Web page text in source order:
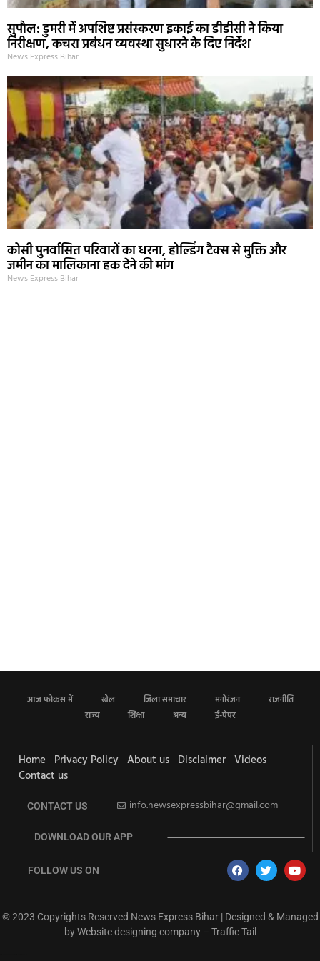
सुपौल: डुमरी में अपशिष्ट प्रसंस्करण इकाई का डीडीसी ने किया
निरीक्षण, कचरा प्रबंधन व्यवस्था सुधारने के दिए निर्देश
News Express Bihar
कोसी पुनर्वासित परिवारों का धरना, होल्डिंग टैक्स से मुक्ति और
जमीन का मालिकाना हक देने की मांग
News Express Bihar
आज फोकस में खेल जिला समाचार मनोरंजन
राजनीति
राज्य
शिक्षा अन्य ई-पेपर
Home Privacy Policy About us Disclaimer Videos
Contact us
CONTACT US info.newsexpressbihar@gmail.com
DOWNLOAD OUR APP
FOLLOW US ON
© 2023 Copyrights Reserved News Express Bihar | Designed & Managed
byWebsite designing company– Traffic Tail